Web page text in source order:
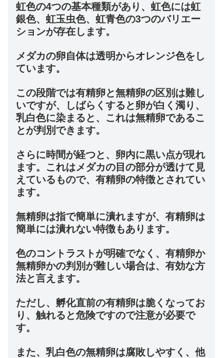
虹色の4つの基本種類があり、虹色には虹
銀色、虹玉虫色、虹青色の3つのバリエー
ションが存在します。
メダカの卵自体は透明からオレンジ色をし
ています。
この段階では有精卵と無精卵の区別は難し
いですが、しばらくすると卵が白く濁り、
乳白色に染まると、これは無精卵であるこ
とが判別できます。
さらに時間が経つと、卵内に黒い点が現れ
ます。これはメダカの目の部分が透けて見
えているもので、有精卵の特徴とされてい
ます。
無精卵は指で簡単に潰れますが、有精卵は
簡単には潰れない特徴もあります。
色のコントラストが明確でなく、有精卵か
無精卵かの判別が難しい場合は、有効な方
法と言えます。
ただし、孵化直前の有精卵は脆くなってお
り、触れると危険ですので注意が必要で
す。
また、乳白色の無精卵は腐敗しやすく、他